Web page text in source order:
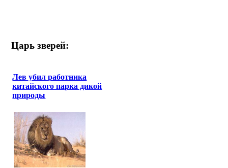
Царь зверей:
Лев убил работника
китайского парка дикой
природы